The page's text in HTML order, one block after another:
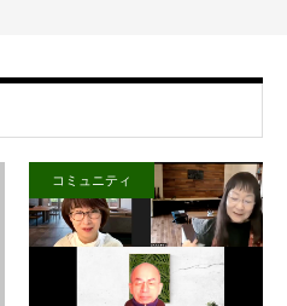
コミュニティ